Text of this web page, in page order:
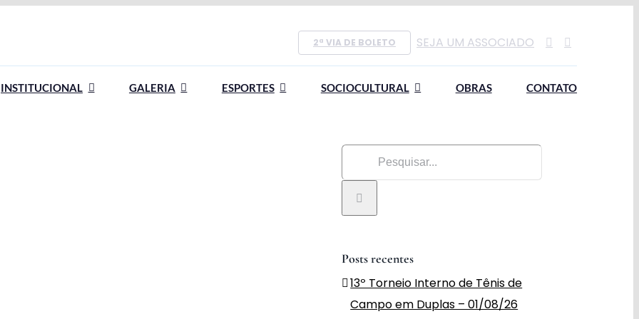
2ª VIA DE BOLETO SEJA UM ASSOCIADO
INSTITUCIONAL GALERIA ESPORTES SOCIOCULTURAL OBRAS CONTATO
Buscar
resultados
para:
Posts recentes
13º Torneio Interno de Tênis de
Campo em Duplas – 01/08/26